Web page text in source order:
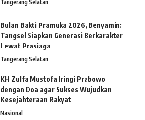
Tangerang Selatan
Bulan Bakti Pramuka 2026, Benyamin:
Tangsel Siapkan Generasi Berkarakter
Lewat Prasiaga
Tangerang Selatan
KH Zulfa Mustofa Iringi Prabowo
dengan Doa agar Sukses Wujudkan
Kesejahteraan Rakyat
Nasional